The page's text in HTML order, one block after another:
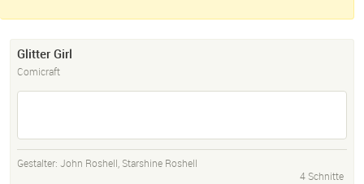
Glitter Girl
Comicraft
Gestalter: John Roshell, Starshine Roshell
4 Schnitte